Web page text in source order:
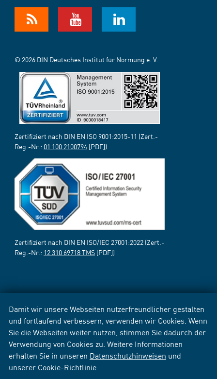
Damit wir unsere Webseiten nutzerfreundlicher gestalten
und fortlaufend verbessern, verwenden wir Cookies. Wenn
Sie die Webseiten weiter nutzen, stimmen Sie dadurch der
Verwendung von Cookies zu. Weitere Informationen
erhalten Sie in unseren Datenschutzhinweisen und
unserer Cookie-Richtlinie
© 2026 DIN Deutsches Institut für Normung e. V.
Zertifiziert nach DIN EN ISO 9001:2015-11 (Zert.-
Reg.-Nr.: 01 100 2100794 [PDF])
Zertifiziert nach DIN EN ISO/IEC 27001:2022 (Zert.-
Reg.-Nr.: 12 310 69718 TMS [PDF])